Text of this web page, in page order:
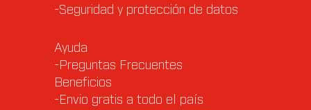
-Seguridad y protección de datos
Ayuda
-Preguntas Frecuentes
Beneficios
-Envio gratis a todo el país